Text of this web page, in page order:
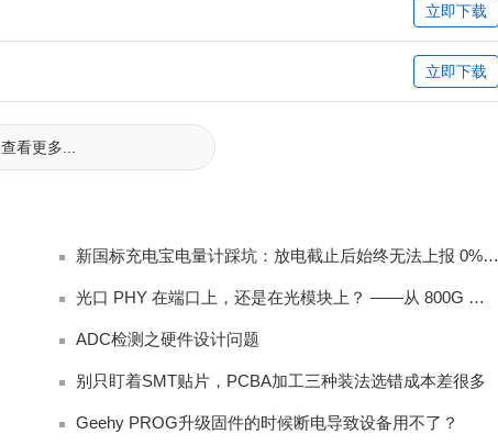
立即下载
立即下载
查看更多...
新国标充电宝电量计踩坑：放电截止后始终无法上报 0% 电量完整排查
光口 PHY 在端口上，还是在光模块上？ ——从 800G 架构讲起
ADC检测之硬件设计问题
别只盯着SMT贴片，PCBA加工三种装法选错成本差很多
Geehy PROG升级固件的时候断电导致设备用不了？